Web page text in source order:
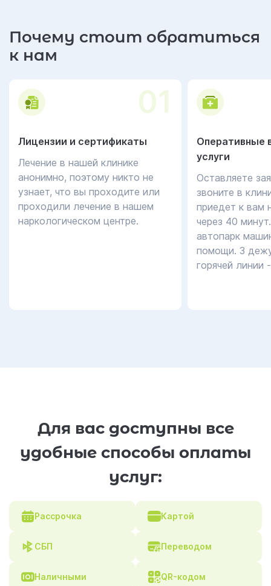
Почему стоит обратиться
к нам
01
Лицензии и сертификаты
Лечение в нашей клинике
анонимно, поэтому никто не
узнает, что вы проходите или
проходили лечение в нашем
наркологическом центре.
Оперативные
услуги
Оставляете
звоните в
приедет к вам
через 40
автопарк
помощи. 3
горячей линии
Для вас доступны все
удобные способы оплаты
услуг:
Рассрочка Картой
СБП Переводом
Наличными QR-кодом